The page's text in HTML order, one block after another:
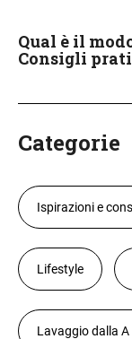
Qual è il
Consigli
Categorie
Ispirazioni e
Lifestyle
Lavaggio dalla A